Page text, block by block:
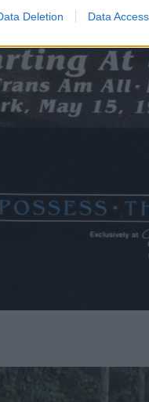
Deletion Data Access